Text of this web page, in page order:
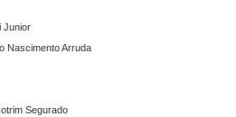
Junior
Nascimento Arruda
Segurado